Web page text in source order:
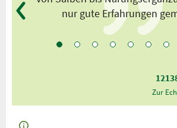
nur gute Erfahrungen
Zur